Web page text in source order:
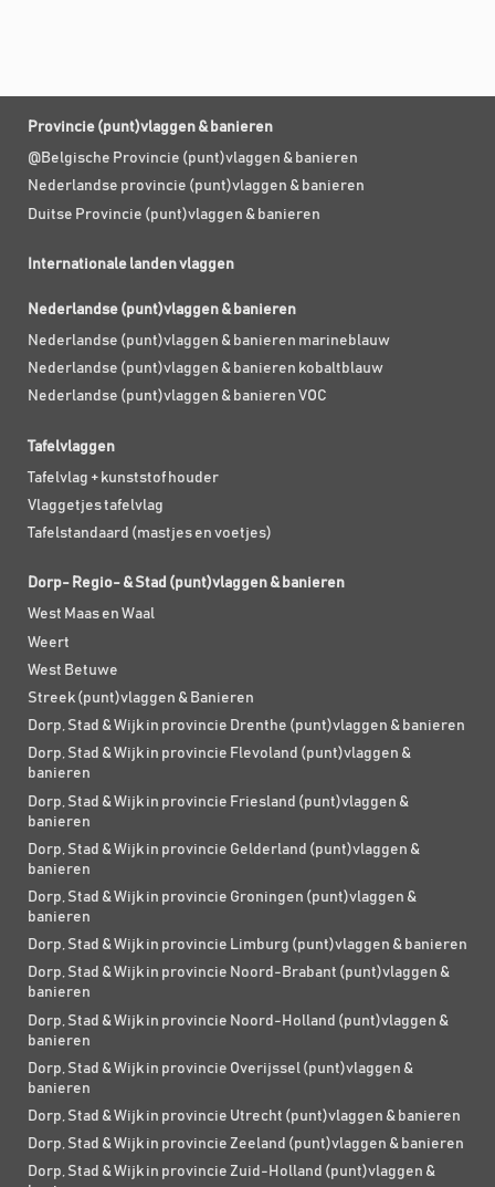
Provincie (punt)vlaggen & banieren
@Belgische Provincie (punt)vlaggen & banieren
Nederlandse provincie (punt)vlaggen & banieren
Duitse Provincie (punt)vlaggen & banieren
Internationale landen vlaggen
Nederlandse (punt)vlaggen & banieren
Nederlandse (punt)vlaggen & banieren marineblauw
Nederlandse (punt)vlaggen & banieren kobaltblauw
Nederlandse (punt)vlaggen & banieren VOC
Tafelvlaggen
Tafelvlag + kunststof houder
Vlaggetjes tafelvlag
Tafelstandaard (mastjes en voetjes)
Dorp- Regio- & Stad (punt)vlaggen & banieren
West Maas en Waal
Weert
West Betuwe
Streek (punt)vlaggen & Banieren
Dorp, Stad & Wijk in provincie Drenthe (punt)vlaggen & banieren
Dorp, Stad & Wijk in provincie Flevoland (punt)vlaggen &
banieren
Dorp, Stad & Wijk in provincie Friesland (punt)vlaggen &
banieren
Dorp, Stad & Wijk in provincie Gelderland (punt)vlaggen &
banieren
Dorp, Stad & Wijk in provincie Groningen (punt)vlaggen &
banieren
Dorp, Stad & Wijk in provincie Limburg (punt)vlaggen & banieren
Dorp, Stad & Wijk in provincie Noord-Brabant (punt)vlaggen &
banieren
Dorp, Stad & Wijk in provincie Noord-Holland (punt)vlaggen &
banieren
Dorp, Stad & Wijk in provincie Overijssel (punt)vlaggen &
banieren
Dorp, Stad & Wijk in provincie Utrecht (punt)vlaggen & banieren
Dorp, Stad & Wijk in provincie Zeeland (punt)vlaggen & banieren
Dorp, Stad & Wijk in provincie Zuid-Holland (punt)vlaggen &